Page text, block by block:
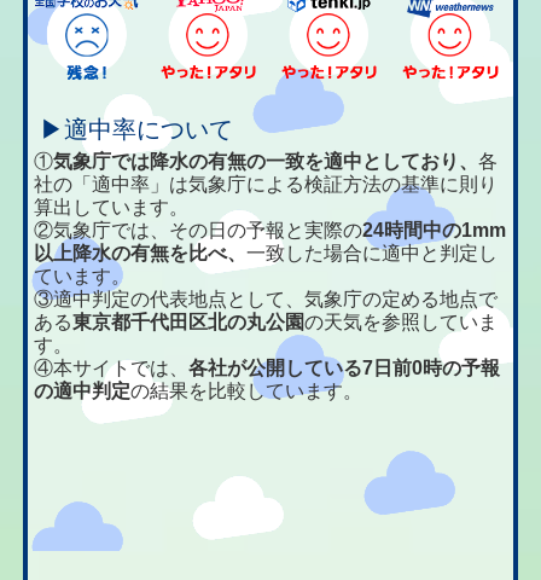
▶適中率について
①気象庁では降水の有無の一致を適中としており、各
社の「適中率」は気象庁による検証方法の基準に則り
算出しています。
②気象庁では、その日の予報と実際の24時間中の1mm
以上降水の有無を比べ、一致した場合に適中と判定し
ています。
③適中判定の代表地点として、気象庁の定める地点で
ある東京都千代田区北の丸公園の天気を参照していま
す。
④本サイトでは、各社が公開している7日前0時の予報
の適中判定の結果を比較しています。